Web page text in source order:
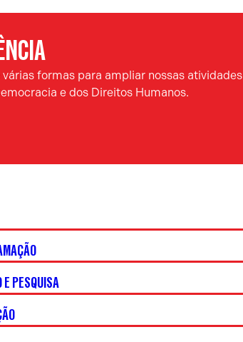
formas para ampliar nossas
e dos Direitos Humanos.
E PESQUISA